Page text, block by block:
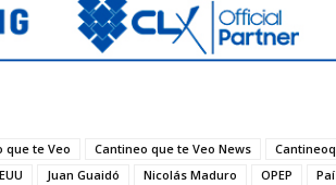
que te Veo Cantineo que te Veo News
Juan Guaidó Nicolás Maduro OPEP